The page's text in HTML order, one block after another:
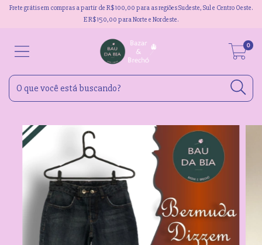
Frete grátis em compras a partir de R$100,00 para as regiões Sudeste, Sul e Centro Oeste.
E R$150,00 para Norte e Nordeste.
0